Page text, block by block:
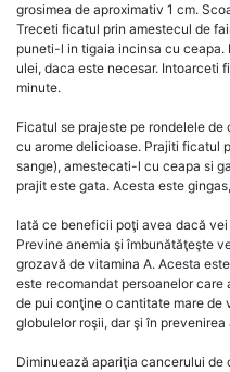
grosimea de aproximativ 1 cm.
Treceti ficatul prin amestecul de
puneti-l in tigaia incinsa cu ceapa.
ulei, daca este necesar. Intoarceti
minute.
Ficatul se prajeste pe rondelele de
cu arome delicioase. Prajiti ficatul
sange), amestecati-l cu ceapa si
prajit este gata. Acesta este
Iată ce beneficii poţi avea dacă
Previne anemia şi îmbunătăţeşte
grozavă de vitamina A. Acesta
este recomandat persoanelor care
de pui conţine o cantitate mare de
globulelor roşii, dar şi în prevenirea
Diminuează apariţia cancerului de